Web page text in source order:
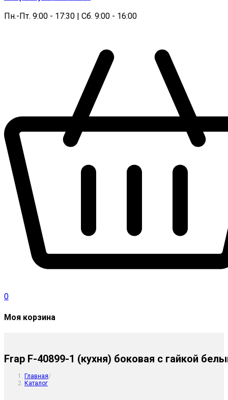
Пн.-Пт. 9:00 - 17:30 | Сб. 9:00 - 16:00
0
Моя корзина
Frap F-40899-1 (кухня) боковая с гайкой
Главная/
Каталог